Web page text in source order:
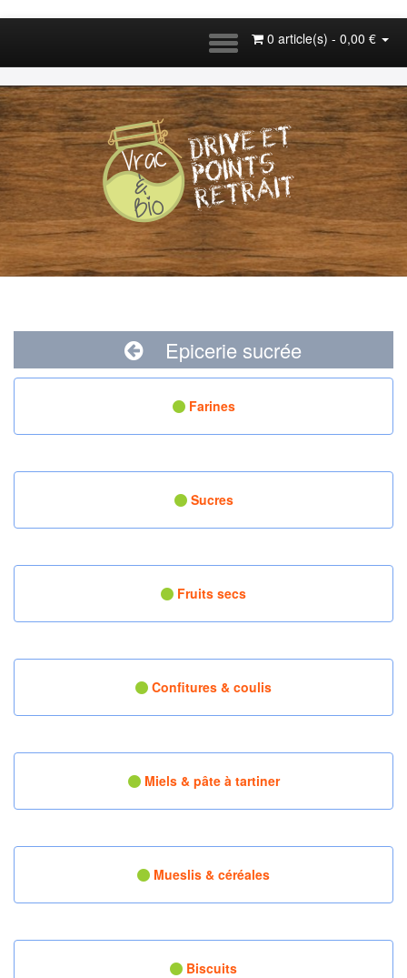
0 article(s) - 0,00 €
Epicerie sucrée
Farines
Sucres
Fruits secs
Confitures & coulis
Miels & pâte à tartiner
Mueslis & céréales
Biscuits